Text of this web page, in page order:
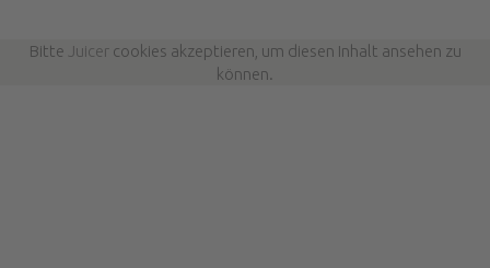
Bitte Juicercookies akzeptieren, um diesen Inhalt ansehen zu
können.